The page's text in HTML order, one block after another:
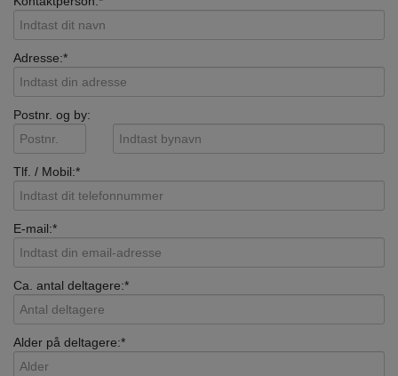
Adresse:*
Postnr. og by:
Tlf. / Mobil:*
E-mail:*
Ca. antal deltagere:*
Alder på deltagere:*